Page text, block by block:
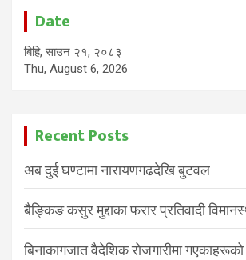
Date
बिहि, साउन २१, २०८३
Thu, August 6, 2026
Recent Posts
अब दुई घण्टामा नारायणगढदेखि बुटवल
बैङ्किङ कसुर मुद्दाका फरार प्रतिवादी
बिनाकागजात वैदेशिक रोजगारीमा गएकाहरूको